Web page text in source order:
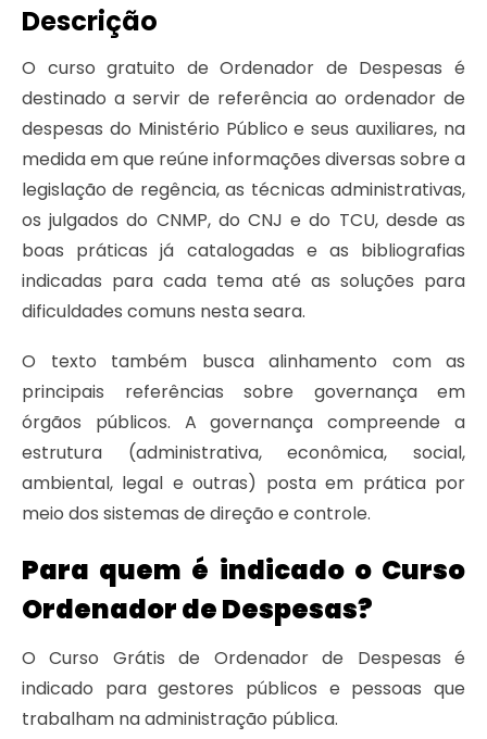
Descrição
O curso gratuito de Ordenador de Despesas é
destinado a servir de referência ao ordenador de
despesas do Ministério Público e seus auxiliares, na
medida em que reúne informações diversas sobre a
legislação de regência, as técnicas administrativas,
os julgados do CNMP, do CNJ e do TCU, desde as
boas práticas já catalogadas e as bibliografias
indicadas para cada tema até as soluções para
dificuldades comuns nesta seara.
O texto também busca alinhamento com as
principais referências sobre governança em
órgãos públicos. A governança compreende a
estrutura (administrativa, econômica, social,
ambiental, legal e outras) posta em prática por
meio dos sistemas de direção e controle.
Para quem é indicado o Curso
Ordenador de Despesas?
O Curso Grátis de Ordenador de Despesas é
indicado para gestores públicos e pessoas que
trabalham na administração pública.